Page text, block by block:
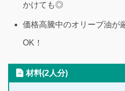
かけても◎
価格高騰中のオリーブ油が
OK！
材料(2人分)